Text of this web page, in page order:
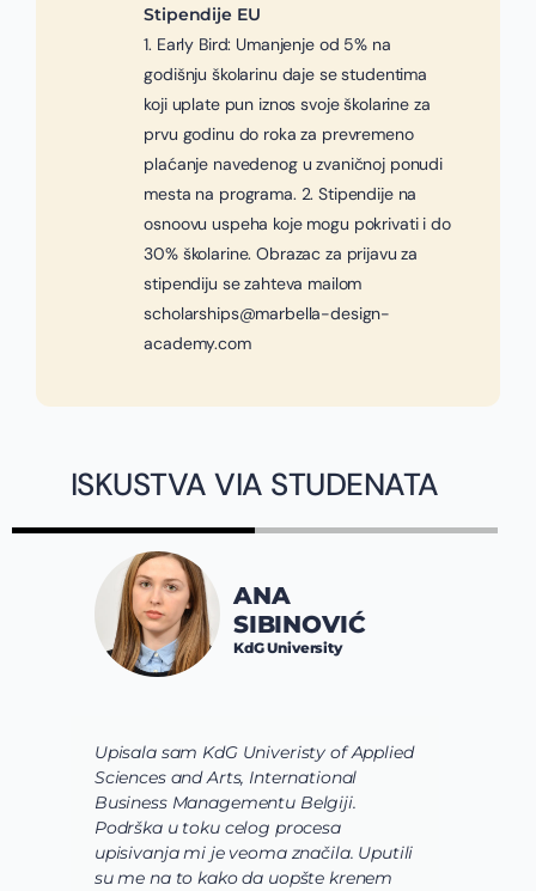
Stipendije EU
1. Early Bird: Umanjenje od 5% na
godišnju školarinu daje se studentima
koji uplate pun iznos svoje školarine za
prvu godinu do roka za prevremeno
plaćanje navedenog u zvaničnoj ponudi
mesta na programa. 2. Stipendije na
osnoovu uspeha koje mogu pokrivati i do
30% školarine. Obrazac za prijavu za
stipendiju se zahteva mailom
scholarships@marbella-design-
academy.com
ISKUSTVA VIA STUDENATA
Upisala sam KdG Univeristy of Applied
Sciences and Arts, International
Business Managementu Belgiji.
Podrška u toku celog procesa
upisivanja mi je veoma značila. Uputili
su me na to kako da uopšte krenem
ANA
SIBINOVIĆ
KdG University